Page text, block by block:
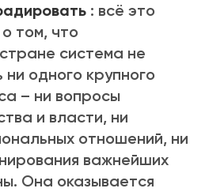
: всё это
том, что
система не
одного крупного
– ни вопросы
и власти, ни
отношений, ни
важнейших
Она оказывается